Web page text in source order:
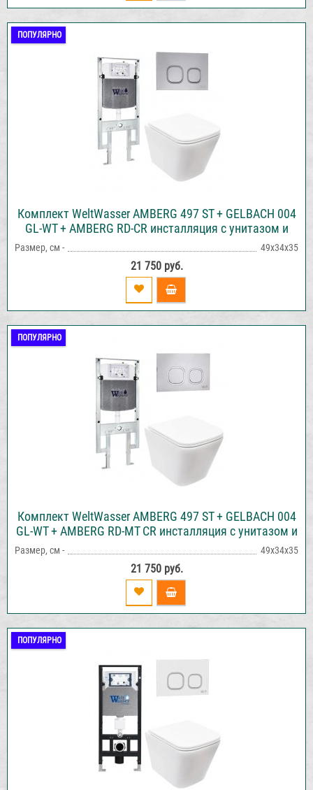
ПОПУЛЯРНО
Комплект WeltWasser AMBERG 497 ST + GELBACH 004
GL-WT + AMBERG RD-CR инсталляция с унитазом и
Размер, см - 49х34х35
21 750 руб.
ПОПУЛЯРНО
Комплект WeltWasser AMBERG 497 ST + GELBACH 004
GL-WT + AMBERG RD-MT CR инсталляция с унитазом и
Размер, см - 49х34х35
21 750 руб.
ПОПУЛЯРНО